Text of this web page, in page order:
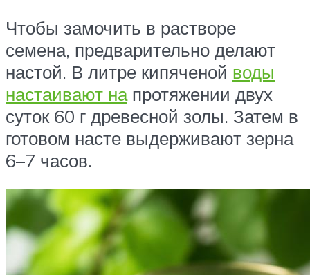
Чтобы замочить в растворе
семена, предварительно делают
настой. В литре кипяченой воды
настаивают напротяжении двух
суток 60 г древесной золы. Затем в
готовом насте выдерживают зерна
6–7 часов.